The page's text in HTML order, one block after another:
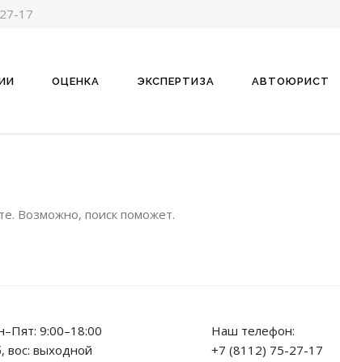
17
ОЦЕНКА ЭКСПЕРТИЗА АВТОЮРИСТ
Возможно, поиск поможет.
9:00–18:00
вос: выходной
Наш телефон:
+7 (8112) 75-27-17